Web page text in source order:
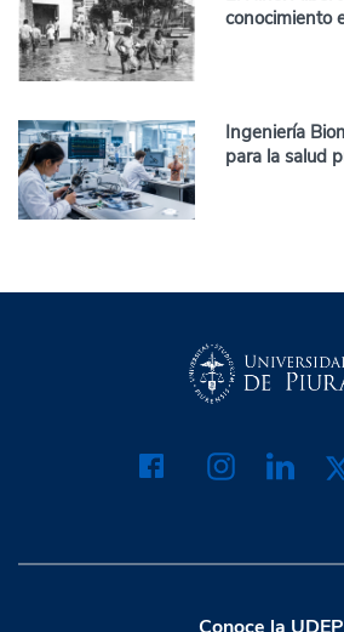
conocimiento
Ingeniería
para la salud